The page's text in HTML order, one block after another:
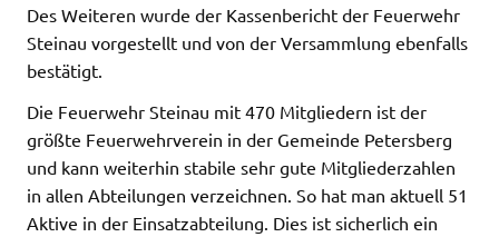
Des Weiteren wurde der Kassenbericht der Feuerwehr
Steinau vorgestellt und von der Versammlung ebenfalls
bestätigt.
Die Feuerwehr Steinau mit 470 Mitgliedern ist der
größte Feuerwehrverein in der Gemeinde Petersberg
und kann weiterhin stabile sehr gute Mitgliederzahlen
in allen Abteilungen verzeichnen. So hat man aktuell 51
Aktive in der Einsatzabteilung. Dies ist sicherlich ein